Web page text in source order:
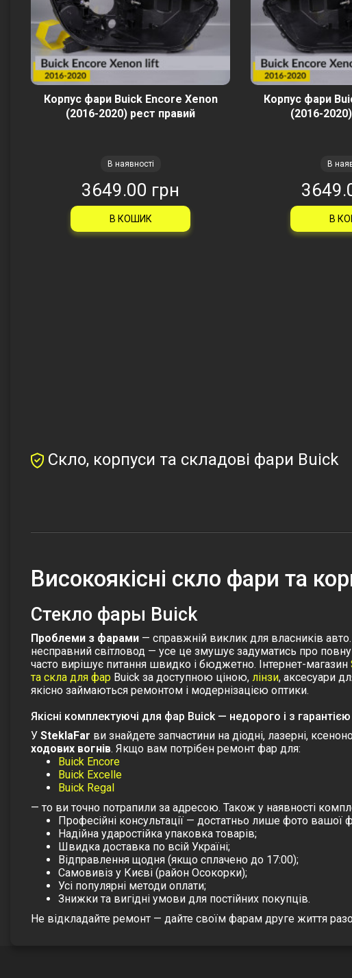
Корпус фари Buick Encore Xenon
(2016-2020) рест правий
В наявності
3649.00 грн
В КОШИК
Корпус фари
(2016-
В
В
Скло, корпуси та складові фари Buick
Високоякісні скло фари та
Стекло фары Buick
Проблеми з фарами — справжній виклик для власників
несправний світловод — усе це змушує задуматись про
часто вирішує питання швидко і бюджетно. Інтернет-магазин
та скла для фар Buick за доступною ціною, лінзи, аксесуари
якісно займаються ремонтом і модернізацією оптики.
Якісні комплектуючі для фар Buick — недорого і з гарантією
У SteklaFar ви знайдете запчастини на діодні, лазерні,
ходових вогнів. Якщо вам потрібен ремонт фар для:
Buick Encore
Buick Excelle
Buick Regal
— то ви точно потрапили за адресою. Також у наявності
Професійні консультації — достатньо лише фото вашої
Надійна ударостійка упаковка товарів;
Швидка доставка по всій Україні;
Відправлення щодня (якщо сплачено до 17:00);
Самовивіз у Києві (район Осокорки);
Усі популярні методи оплати;
Знижки та вигідні умови для постійних покупців.
Не відкладайте ремонт — дайте своїм фарам друге життя